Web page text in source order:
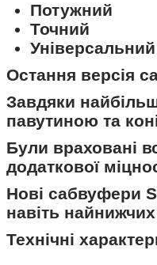
Потужний
Точний
Універсальний
Остання версія
Завдяки
павутиною та
Були враховані
додаткової
Нові сабвуфери
навіть
Технічні